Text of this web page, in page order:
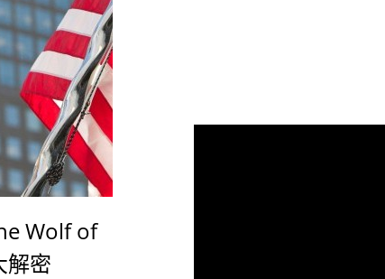
Wolf of
解密